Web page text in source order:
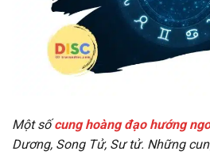
Một sốcung hoàng đạo hướng
Dương, Song Tử, Sư tử. Những